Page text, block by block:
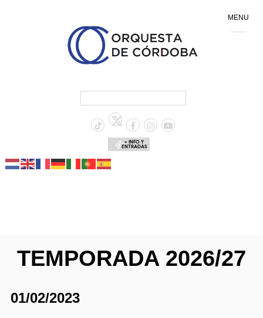
+ INFO Y
ENTRADAS
TEMPORADA 2026/27
01/02/2023
MENU